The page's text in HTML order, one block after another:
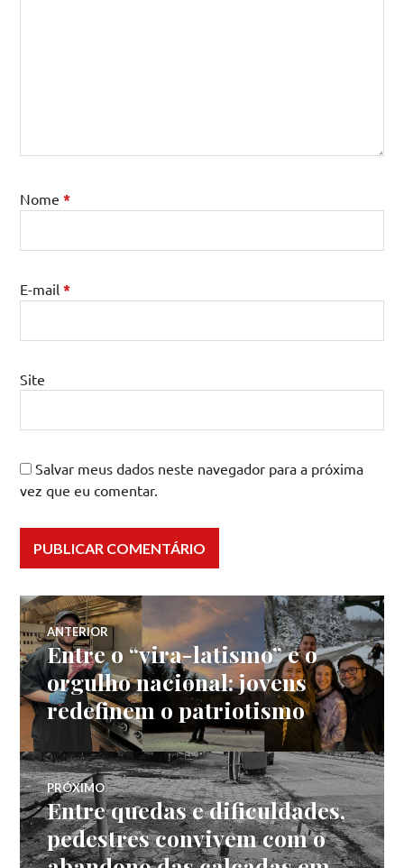
Nome*
E-mail*
Site
Salvar meus dados neste navegador para a próxima
vez que eu comentar.
Navegação
de
Post
ANTERIOR
Post
anterior:
Entre o “vira-latismo” e o
orgulho nacional: jovens
redefinem o patriotismo
PRÓXIMO
Próximo
post:
Entre quedas e dificuldades,
pedestres convivem com o